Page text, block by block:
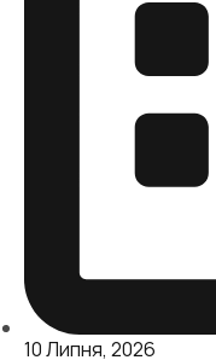
10 Липня, 2026